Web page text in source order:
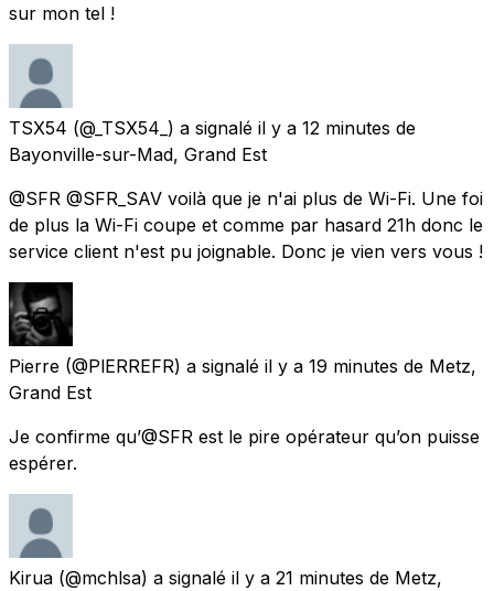
sur mon tel !
TSX54 (@_TSX54_) a signalé il y a 12 minutes de
Bayonville-sur-Mad, Grand Est
@SFR @SFR_SAV voilà que je n'ai plus de Wi-Fi. Une foi
de plus la Wi-Fi coupe et comme par hasard 21h donc le
service client n'est pu joignable. Donc je vien vers vous !
Pierre (@PlERREFR) a signalé il y a 19 minutes de Metz,
Grand Est
Je confirme qu’@SFR est le pire opérateur qu’on puisse
espérer.
Kirua (@mchlsa) a signalé il y a 21 minutes de Metz,